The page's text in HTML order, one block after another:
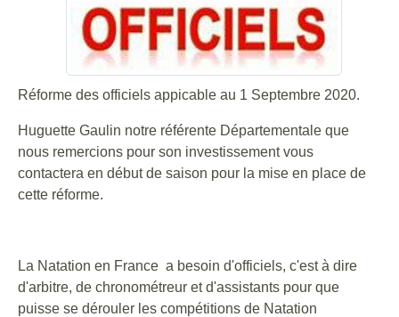
Réforme des officiels appicable au 1 Septembre 2020.
Huguette Gaulin notre référente Départementale que
nous remercions pour son investissement vous
contactera en début de saison pour la mise en place de
cette réforme.
La Natation en France a besoin d'officiels, c'est à dire
d'arbitre, de chronométreur et d'assistants pour que
puisse se dérouler les compétitions de Natation